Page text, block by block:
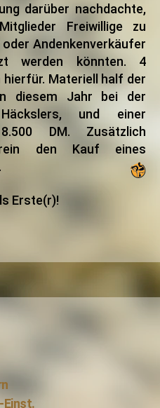
darüber nachdachte,
Freiwillige zu
Andenkenverkäufer
werden könnten. 4
Materiell half der
diesem Jahr bei der
und einer
DM. Zusätzlich
den Kauf eines
Erste(r)!
Einst.